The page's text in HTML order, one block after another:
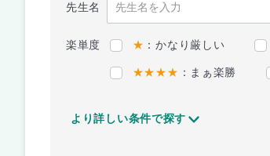
先生名
楽単度 ★ ：かなり厳しい
★★★★ ：まぁ楽勝
より詳しい条件で探す